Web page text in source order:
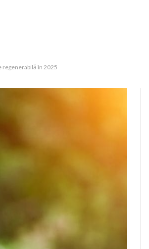
regenerabilă în 2025